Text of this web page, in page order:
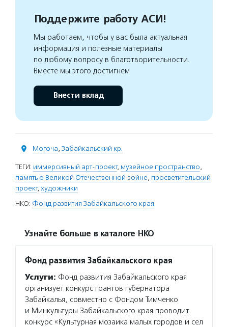
Поддержите работу АСИ!
Мы работаем, чтобы у вас была актуальная
информация и полезные материалы
по любому вопросу в благотворительности.
Вместе мы этого достигнем
Внести вклад
Могоча, Забайкальский кр.
ТЕГИ: иммерсивный арт-проект, музейное пространство,
память о Великой Отечественной войне, просветительский
проект, художники
НКО: Фонд развития Забайкальского края
Узнайте больше в каталоге НКО
Фонд развития Забайкальского края
Услуги: Фонд развития Забайкальского края
организует конкурс грантов губернатора
Забайкалья, совместно с Фондом Тимченко
и Минкультуры Забайкальского края проводит
конкурс «Культурная мозаика малых городов и сел